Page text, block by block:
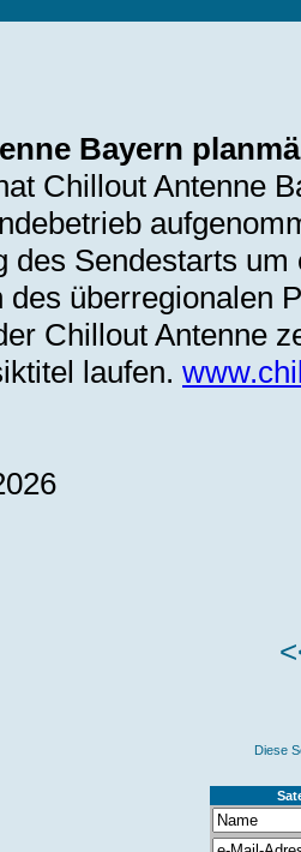
Bayern
Chillout Antenne
des Sendestarts
des überregionalen
Chillout Antenne
laufen.
Diese S